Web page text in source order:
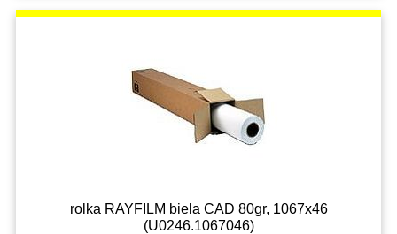
rolka RAYFILM biela CAD 80gr, 1067x46
(U0246.1067046)